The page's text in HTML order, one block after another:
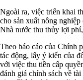
Ngoài ra, việc triển khai
cho sản xuất nông
Nhà nước thu thủy lợi
Theo báo cáo của Chính
tác động, lấy ý kiến của
với việc thu tiền cấp
đánh giá chính sách về